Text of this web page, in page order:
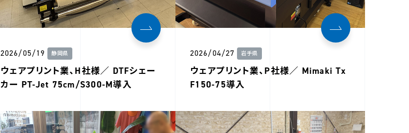
2026/05/19 静岡県
ウェアプリント業、H社様／ DTFシェー
カー PT-Jet 75cm/S300-M導入
2026/04/27 岩手県
ウェアプリント業、P社様／ Mimaki Tx
F150-75導入